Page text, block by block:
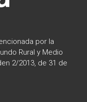
por la
Rural y Medio
2/2013, de 31 de